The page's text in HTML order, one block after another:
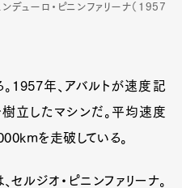
デューロ・ピニンファリーナ（1957
1957年、アバルトが速度記
立したマシンだ。平均速度
を走破している。
ルジオ・ピニンファリーナ。